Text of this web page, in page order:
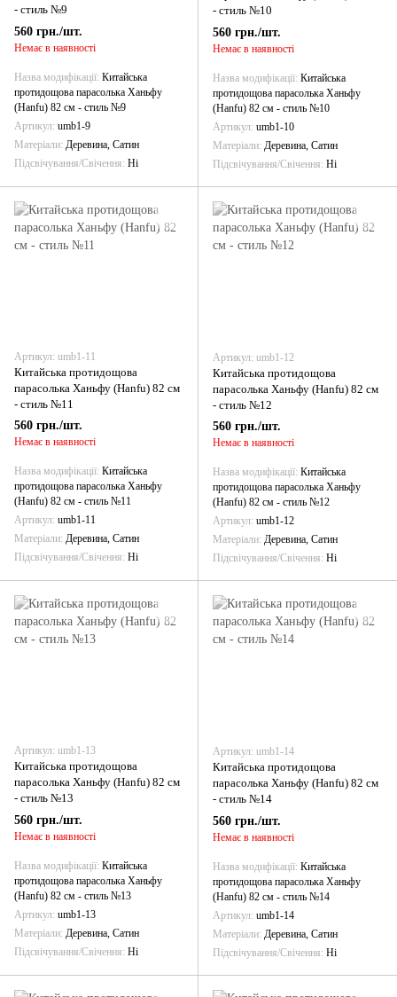
- стиль №9
560 грн./шт.
Немає в наявності
Назва модифікації Китайська
протидощова парасолька Ханьфу
(Hanfu) 82 см - стиль №9
Артикул umb1-9
Матеріали Деревина, Сатин
Підсвічування/Свічення Ні
- стиль №10
560 грн./шт.
Немає в наявності
Назва модифікації Китайська
протидощова парасолька Ханьфу
(Hanfu) 82 см - стиль №10
Артикул umb1-10
Матеріали Деревина, Сатин
Підсвічування/Свічення Ні
Артикул: umb1-11
Китайська протидощова
парасолька Ханьфу (Hanfu) 82 см
- стиль №11
560 грн./шт.
Немає в наявності
Назва модифікації Китайська
протидощова парасолька Ханьфу
(Hanfu) 82 см - стиль №11
Артикул umb1-11
Матеріали Деревина, Сатин
Підсвічування/Свічення Ні
Артикул: umb1-12
Китайська протидощова
парасолька Ханьфу (Hanfu) 82 см
- стиль №12
560 грн./шт.
Немає в наявності
Назва модифікації Китайська
протидощова парасолька Ханьфу
(Hanfu) 82 см - стиль №12
Артикул umb1-12
Матеріали Деревина, Сатин
Підсвічування/Свічення Ні
Артикул: umb1-13
Китайська протидощова
парасолька Ханьфу (Hanfu) 82 см
- стиль №13
560 грн./шт.
Немає в наявності
Назва модифікації Китайська
протидощова парасолька Ханьфу
(Hanfu) 82 см - стиль №13
Артикул umb1-13
Матеріали Деревина, Сатин
Підсвічування/Свічення Ні
Артикул: umb1-14
Китайська протидощова
парасолька Ханьфу (Hanfu) 82 см
- стиль №14
560 грн./шт.
Немає в наявності
Назва модифікації Китайська
протидощова парасолька Ханьфу
(Hanfu) 82 см - стиль №14
Артикул umb1-14
Матеріали Деревина, Сатин
Підсвічування/Свічення Ні